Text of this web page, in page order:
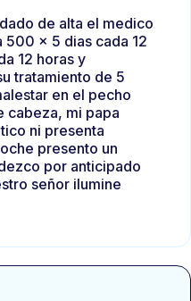
de alta el medico
x 5 dias cada 12
12 horas y
tratamiento de 5
en el pecho
cabeza, mi papa
ni presenta
presento un
por anticipado
señor ilumine